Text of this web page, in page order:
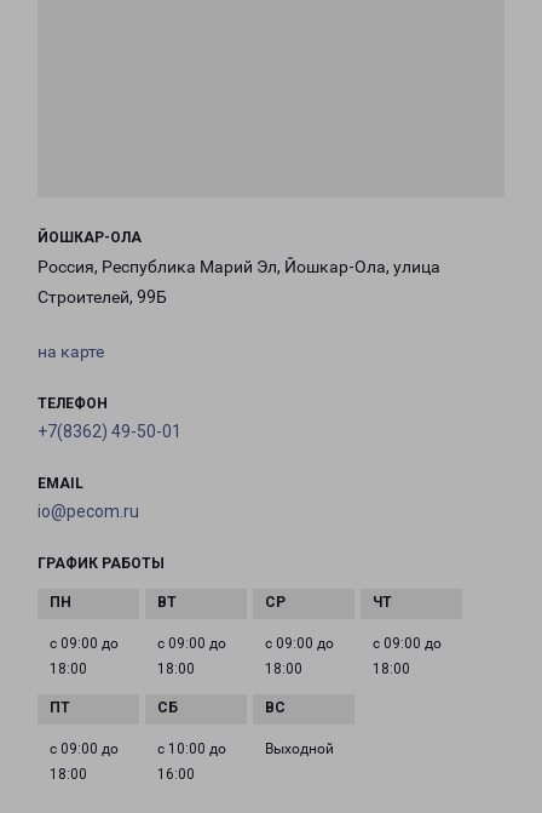
ЙОШКАР-ОЛА
Россия, Республика Марий Эл, Йошкар-Ола, улица
Строителей, 99Б
на карте
ТЕЛЕФОН
+7(8362) 49-50-01
EMAIL
io@pecom.ru
ГРАФИК РАБОТЫ
с 09:00 до
18:00
с 09:00 до
18:00
с 09:00 до
18:00
с 09:00 до
18:00
с 09:00 до
18:00
с 10:00 до
16:00
Выходной